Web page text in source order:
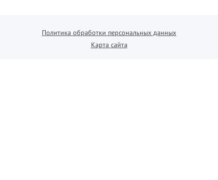
Политика обработки персональных данных
Карта сайта